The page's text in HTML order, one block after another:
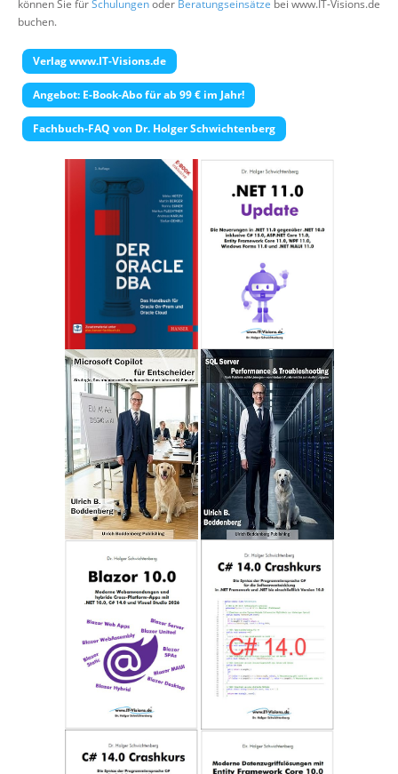
Über uns
können Sie fürSchulungenoder Beratungseinsätze bei www.IT-Visions.de
buchen.
Verlag www.IT-Visions.de
Angebot: E-Book-Abo für ab 99 € im Jahr!
Fachbuch-FAQ von Dr. Holger Schwichtenberg